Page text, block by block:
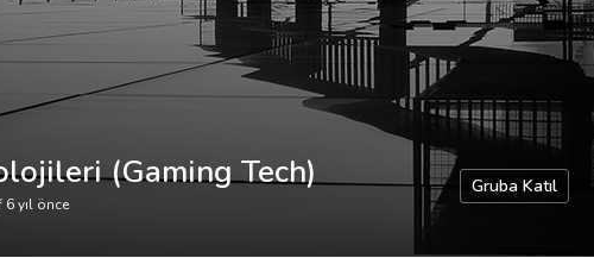
(Gaming Tech)
6 yıl önce
Gruba Katıl